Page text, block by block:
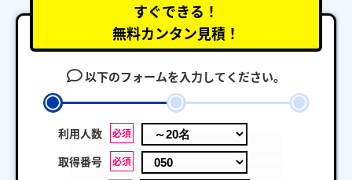
すぐできる！
無料カンタン見積！
以下のフォームを入力してください。
利用人数 必須
取得番号 必須